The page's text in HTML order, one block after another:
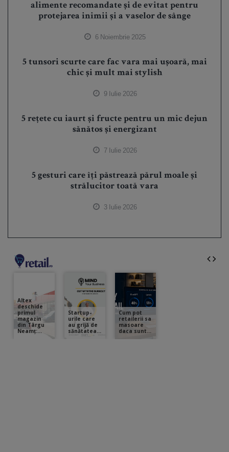
alimente recomandate și de evitat pentru
protejarea inimii și a vaselor de sânge
6 Noiembrie 2025
5 tunsori scurte care fac vara mai ușoară, mai
chic și mult mai stylish
9 Iulie 2026
5 rețete cu iaurt și fructe pentru un mic dejun
sănătos și energizant
7 Iulie 2026
5 gesturi care îți păstrează părul moale și
strălucitor toată vara
3 Iulie 2026